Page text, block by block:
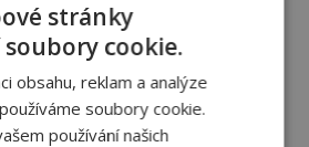
starověku, nebo jen
práce osmanského
stránky
cookie.
obsahu, reklam a analýze
soubory cookie.
používání našich